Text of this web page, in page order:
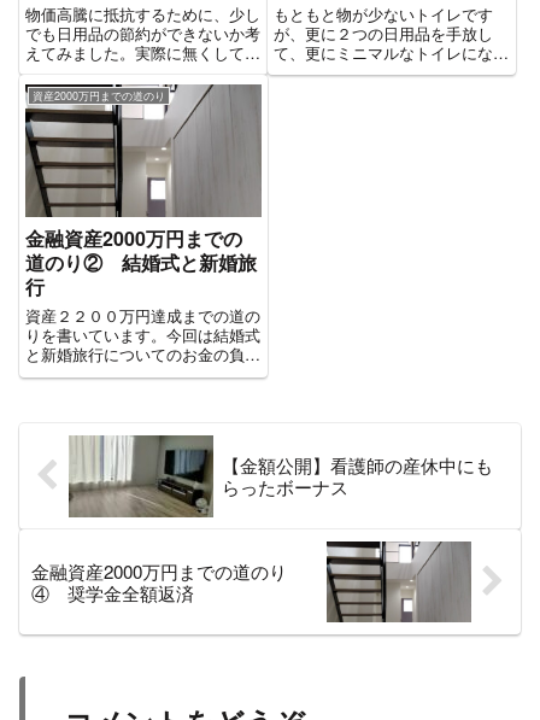
物価高騰に抵抗するために、少し
でも日用品の節約ができないか考
えてみました。実際に無くしてみ
いて書いています
もともと物が少ないトイレです
が、更に２つの日用品を手放し
て、更にミニマルなトイレになり
ました
資産2000万円までの道のり
金融資産2000万円までの
道のり② 結婚式と新婚旅
行
資産２２００万円達成までの道の
りを書いています。今回は結婚式
と新婚旅行についてのお金の負担
をどちらがするかについて書いて
【金額公開】看護師の産休中にも
らったボーナス
金融資産2000万円までの道のり
④ 奨学金全額返済